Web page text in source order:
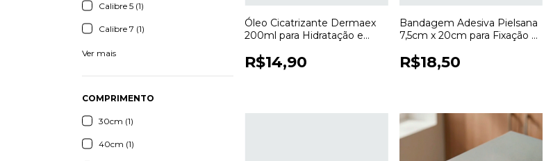
Calibre 5 (1)
Calibre 7 (1)
Ver mais
COMPRIMENTO
30cm (1)
40cm (1)
Óleo Cicatrizante Dermaex
200ml para Hidratação e
R$14,90
Bandagem Adesiva Pielsana
7,5cm x 20cm para Fixação e
R$18,50